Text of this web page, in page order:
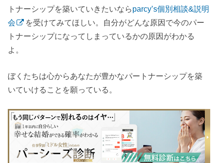
トナーシップを築いていきたいならparcy’s個別相談&説明
会
を受けてみてほしい。自分がどんな原因で今のパー
トナーシップになってしまっているかの原因がわかる
よ。
ぼくたちは心からあなたが豊かなパートナーシップを築
いていけることを願っている。